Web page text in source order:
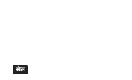
खेल